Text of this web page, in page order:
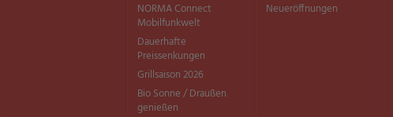
NORMA Connect
Mobilfunkwelt
Dauerhafte
Preissenkungen
Grillsaison 2026
Bio Sonne / Draußen
genießen
Neueröffnungen